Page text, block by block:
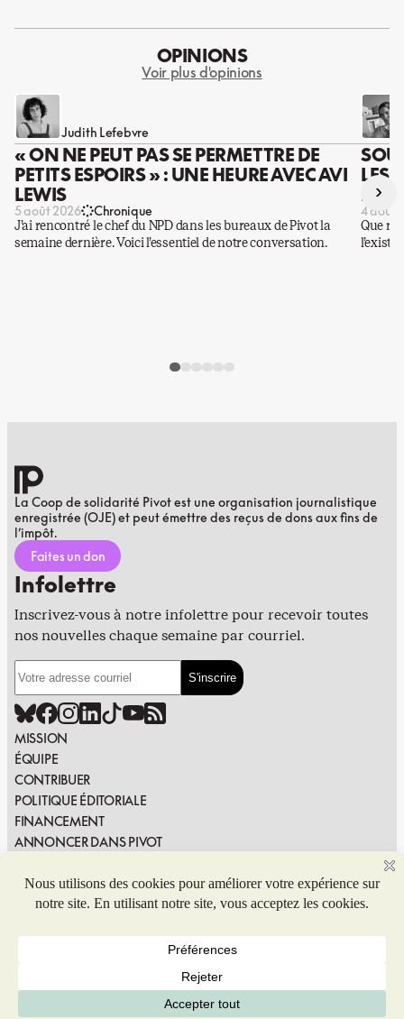
OPINIONS
Voir plus d'opinions
Judith Lefebvre
« ON NE PEUT PAS SE PERMETTRE DE
PETITS ESPOIRS » : UNE HEURE AVEC AVI
LEWIS
5 août 2026 Chronique
J’ai rencontré le chef du NPD dans les bureaux de Pivot la
semaine dernière. Voici l’essentiel de notre conversation.
LES
DES
4 août
Que
›
La Coop de solidarité Pivot est une organisation journalistique
enregistrée (OJE) et peut émettre des reçus de dons aux fins de
l’impôt.
Faites un don
Infolettre
Inscrivez-vous à notre infolettre pour recevoir toutes
nos nouvelles chaque semaine par courriel.
MISSION
ÉQUIPE
CONTRIBUER
POLITIQUE ÉDITORIALE
FINANCEMENT
ANNONCER DANS PIVOT
SIGNALER UNE ERREUR
NOUS JOINDRE
© 2026 Coop de solidarité Pivot. Tous droits réservés.